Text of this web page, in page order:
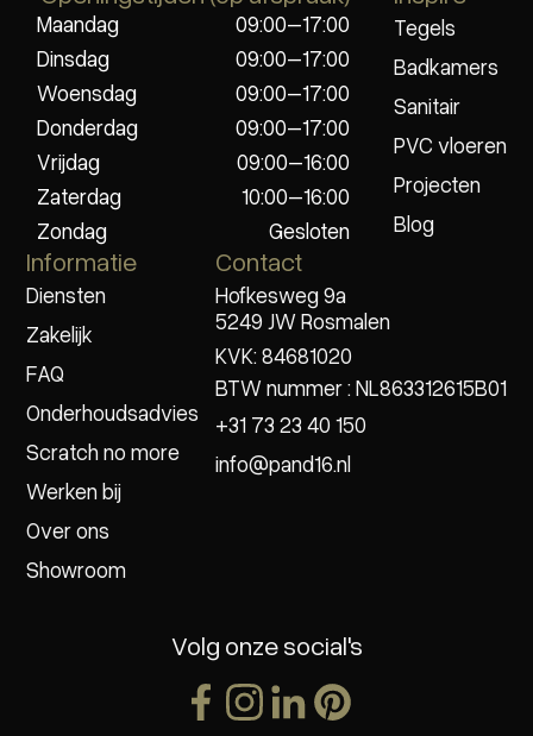
Maandag
09:00–17:00
Dinsdag
09:00–17:00
Woensdag
09:00–17:00
Donderdag
09:00–17:00
Vrijdag
09:00–16:00
Zaterdag
10:00–16:00
Zondag
Gesloten
Tegels
Badkamers
Sanitair
PVC vloeren
Projecten
Blog
Informatie
Diensten
Zakelijk
FAQ
Onderhoudsadvies
Scratch no more
Werken bij
Over ons
Showroom
Contact
Hofkesweg 9a
5249 JW Rosmalen
KVK: 84681020
BTW nummer : NL863312615B01
+31 73 23 40 150
info@pand16.nl
Volg onze social's